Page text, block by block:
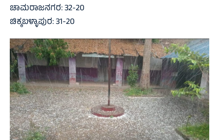
ಚಾಮರಾಜನಗರ: 32-20
ಚಿಕ್ಕಬಳ್ಳಾಪುರ: 31-20